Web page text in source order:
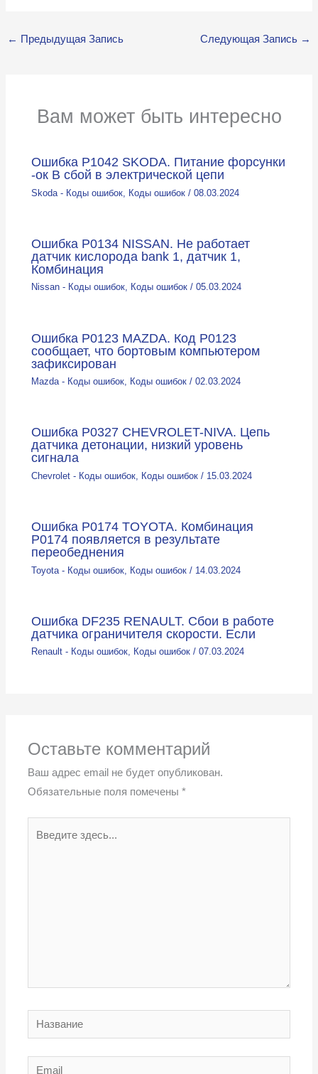
← Предыдущая Запись Следующая Запись →
Вам может быть интересно
Ошибка P1042 SKODA. Питание форсунки
-ок В сбой в электрической цепи
Skoda - Коды ошибок Коды ошибок /08.03.2024
Ошибка P0134 NISSAN. Не работает
датчик кислорода bank 1, датчик 1,
Комбинация
Nissan - Коды ошибок, Коды ошибок /05.03.2024
Ошибка P0123 MAZDA. Код Р0123
сообщает, что бортовым компьютером
зафиксирован
Mazda - Коды ошибок, Коды ошибок /02.03.2024
Ошибка P0327 CHEVROLET-NIVA. Цепь
датчика детонации, низкий уровень
сигнала
Chevrolet - Коды ошибок Коды ошибок / 15.03.2024
Ошибка P0174 TOYOTA. Комбинация
Р0174 появляется в результате
переобеднения
Toyota - Коды ошибок Коды ошибок / 14.03.2024
Ошибка DF235 RENAULT. Сбои в работе
датчика ограничителя скорости. Если
Renault - Коды ошибок, Коды ошибок /07.03.2024
Оставьте комментарий
Ваш адрес email не будет опубликован.
Обязательные поля помечены*
Название
Email